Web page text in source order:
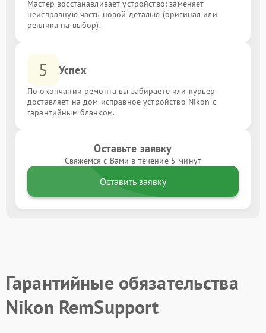
Мастер восстанавливает устройство: заменяет
неисправную часть новой деталью (оригинал или
реплика на выбор).
5 Успех
По окончании ремонта вы забираете или курьер
доставляет на дом исправное устройство Nikon с
гарантийным бланком.
Оставьте заявку
Свяжемся с Вами в течение 5 минут
Оставить заявку
Гарантийные обязательства
Nikon RemSupport